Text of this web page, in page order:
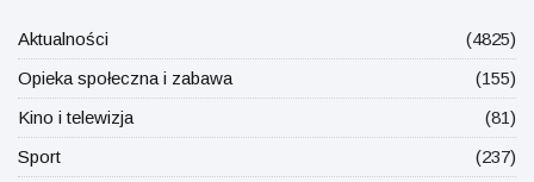
Aktualności
(4825)
Opieka społeczna i zabawa
(155)
Kino i telewizja
(81)
Sport
(237)